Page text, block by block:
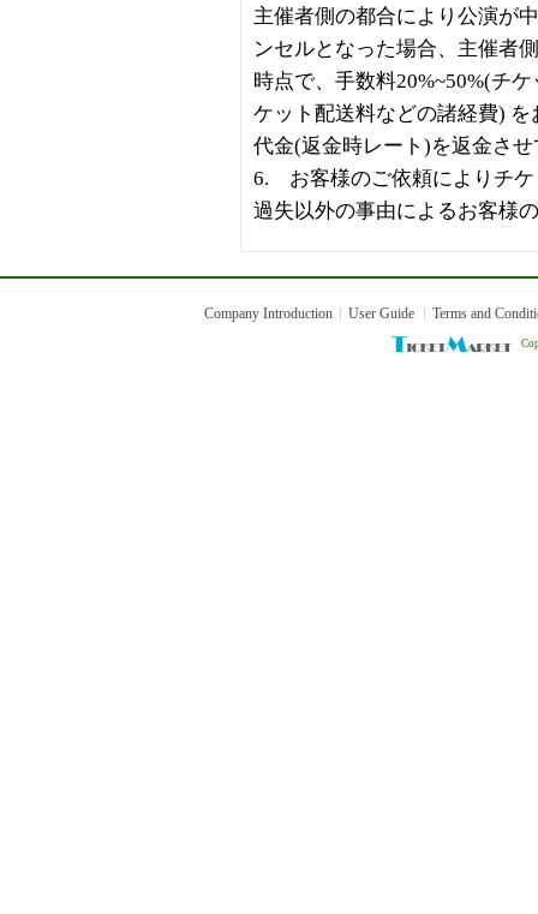
主催者側の都合により公演が
ンセルとなった場合、主催者
時点で、手数料20%~50%(チ
ケット配送料などの諸経費)
代金(返金時レート)を返金さ
6. お客様のご依頼によりチケ
過失以外の事由によるお客様
Company Introduction User Guide Terms and